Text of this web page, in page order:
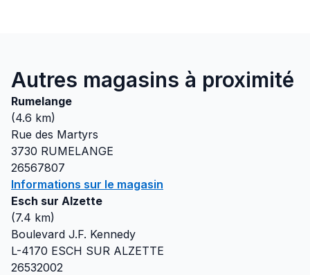
Autres magasins à proximité
Rumelange
(4.6 km)
Rue des Martyrs
3730 RUMELANGE
26567807
Informations sur le magasin
Esch sur Alzette
(7.4 km)
Boulevard J.F. Kennedy
L-4170 ESCH SUR ALZETTE
26532002